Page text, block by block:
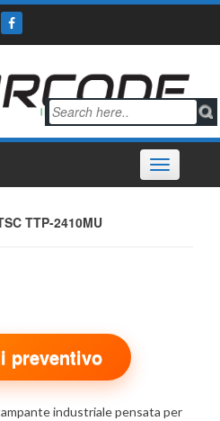
Toggle
navigation
TTP-2410MU
preventivo
industriale pensata per